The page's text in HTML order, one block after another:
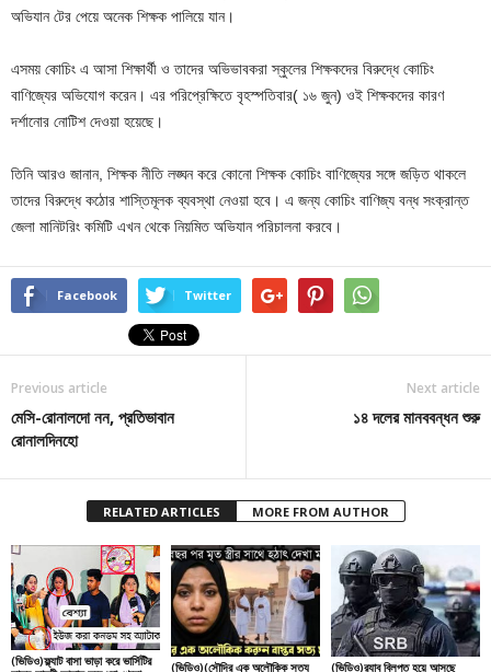
অভিযান টের পেয়ে অনেক শিক্ষক পালিয়ে যান।
এসময় কোচিং এ আসা শিক্ষার্থী ও তাদের অভিভাবকরা স্কুলের শিক্ষকদের বিরুদ্ধে কোচিং
বাণিজ্যের অভিযোগ করেন। এর পরিপ্রেক্ষিতে বৃহস্পতিবার( ১৬ জুন) ওই শিক্ষকদের কারণ
দর্শানোর নোটিশ দেওয়া হয়েছে।
তিনি আরও জানান, শিক্ষক নীতি লঙ্ঘন করে কোনো শিক্ষক কোচিং বাণিজ্যের সঙ্গে জড়িত থাকলে
তাদের বিরুদ্ধে কঠোর শাস্তিমূলক ব্যবস্থা নেওয়া হবে। এ জন্য কোচিং বাণিজ্য বন্ধ সংক্রান্ত
জেলা মানিটরিং কমিটি এখন থেকে নিয়মিত অভিযান পরিচালনা করবে।
Facebook Twitter
Previous article
মেসি-রোনালদো নন, প্রতিভাবান
রোনালদিনহো
Next article
১৪ দলের মানববন্ধন শুরু
RELATED ARTICLES MORE FROM AUTHOR
(ভিডিও)ফ্ল্যাট বাসা ভাড়া করে ভার্সিটির
(ভিডিও)(সৌদির এক অলৌকিক সত্য
(ভিডিও)র‌্যাব বিলুপ্ত হয়ে আসছে